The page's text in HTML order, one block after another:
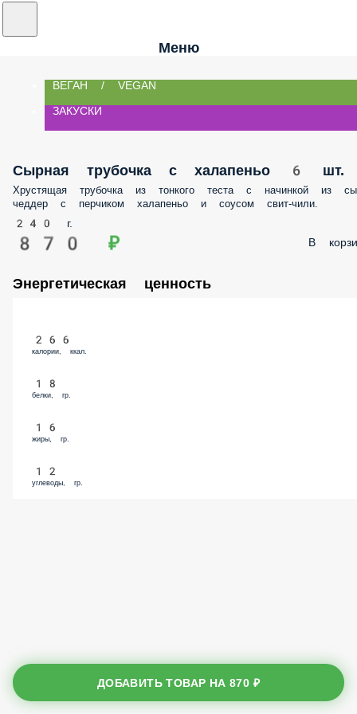
Меню
ВЕГАН / VEGAN
ЗАКУСКИ
Сырная трубочка с халапеньо 6 шт.
Хрустящая трубочка из тонкого теста с начинкой из
чеддер с перчиком халапеньо и соусом свит-чили.
240 г.
870 ₽ В
Энергетическая ценность
266
калории, ккал.
18
белки, гр.
16
жиры, гр.
12
углеводы, гр.
ДОБАВИТЬ ТОВАР НА870 ₽